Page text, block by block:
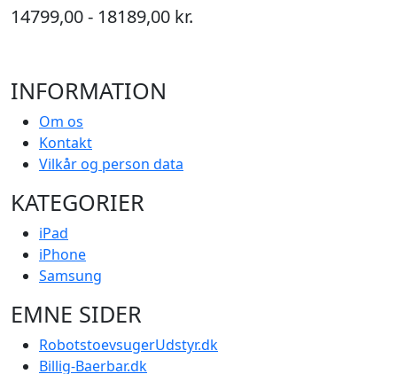
14799,00 - 18189,00 kr.
INFORMATION
Om os
Kontakt
Vilkår og person data
KATEGORIER
iPad
iPhone
Samsung
EMNE SIDER
RobotstoevsugerUdstyr.dk
Billig-Baerbar.dk